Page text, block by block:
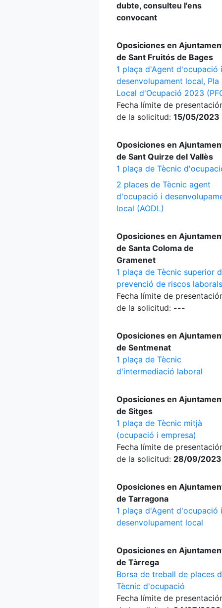
dubte, consulteu l'ens
convocant
Oposiciones en
de Sant Fruitós de Bages
1 plaça d'Agent d'ocupació i
desenvolupament local, Pla
Local d'Ocupació 2023
Fecha límite de
de la solicitud: 15/05/2023
Oposiciones en
de Sant Quirze del Vallès
1 plaça de Tècnic
2 places de Tècnic agent
d'ocupació i
local (AODL)
Oposiciones en
de Santa Coloma de
Gramenet
1 plaça de Tècnic superior
prevenció de riscos laborals
Fecha límite de
de la solicitud: ---
Oposiciones en
de Sentmenat
1 plaça de Tècnic
d'intermediació laboral
Oposiciones en
de Sitges
1 plaça de Tècnic mitjà
(ocupació i empresa)
Fecha límite de
de la solicitud: 28/09/2023
Oposiciones en
de Tarragona
1 plaça d'Agent d'ocupació i
desenvolupament local
Oposiciones en
de Tàrrega
Borsa de treball de places
Tècnic d'ocupació
Fecha límite de